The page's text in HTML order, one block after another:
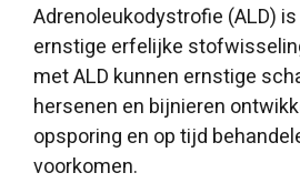
Adrenoleukodystrofie (ALD)
ernstige erfelijke
met ALD kunnen ernstige
hersenen en bijnieren
opsporing en op tijd
voorkomen.